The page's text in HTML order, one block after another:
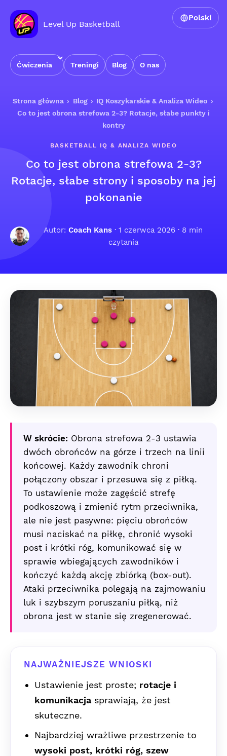
Level Up Basketball
Ćwiczenia Treningi Blog O nas
Polski
Strona główna › Blog › IQ Koszykarskie & Analiza Wideo ›
Co to jest obrona strefowa 2-3? Rotacje, słabe punkty i
kontry
BASKETBALL IQ & ANALIZA WIDEO
Co to jest obrona strefowa 2-3?
Rotacje, słabe strony i sposoby na jej
pokonanie
Autor: Coach Kans · 1 czerwca 2026 · 8 min
czytania
W skrócie: Obrona strefowa 2-3 ustawia
dwóch obrońców na górze i trzech na linii
końcowej. Każdy zawodnik chroni
połączony obszar i przesuwa się z piłką.
To ustawienie może zagęścić strefę
podkoszową i zmienić rytm przeciwnika,
ale nie jest pasywne: pięciu obrońców
musi naciskać na piłkę, chronić wysoki
post i krótki róg, komunikować się w
sprawie wbiegających zawodników i
kończyć każdą akcję zbiórką (box-out).
Ataki przeciwnika polegają na zajmowaniu
luk i szybszym poruszaniu piłką, niż
obrona jest w stanie się zregenerować.
NAJWAŻNIEJSZE WNIOSKI
Ustawienie jest proste; rotacje i
komunikacjasprawiają, że jest
skuteczne.
Najbardziej wrażliwe przestrzenie to
wysoki post, krótki róg, szew